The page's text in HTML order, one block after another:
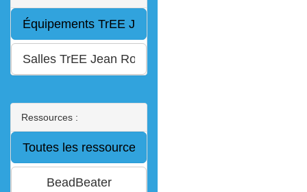
Ressources :